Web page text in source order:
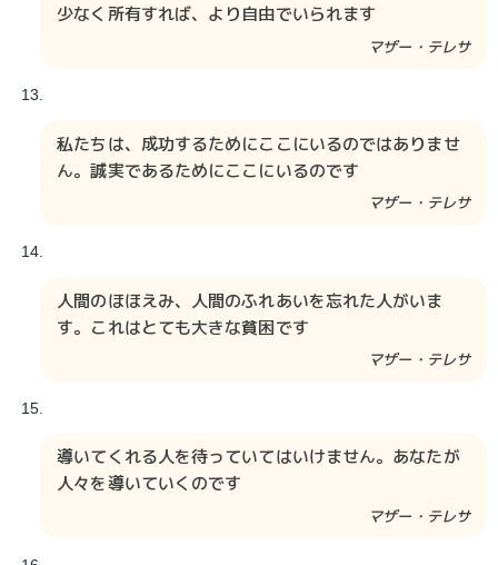
少なく所有すれば、より自由でいられます
マザー・テレサ
私たちは、成功するためにここにいるのではありませ
ん。誠実であるためにここにいるのです
マザー・テレサ
人間のほほえみ、人間のふれあいを忘れた人がいま
す。これはとても大きな貧困です
マザー・テレサ
導いてくれる人を待っていてはいけません。あなたが
人々を導いていくのです
マザー・テレサ